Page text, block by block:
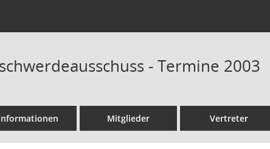
- Termine 2003
Mitglieder Vertreter